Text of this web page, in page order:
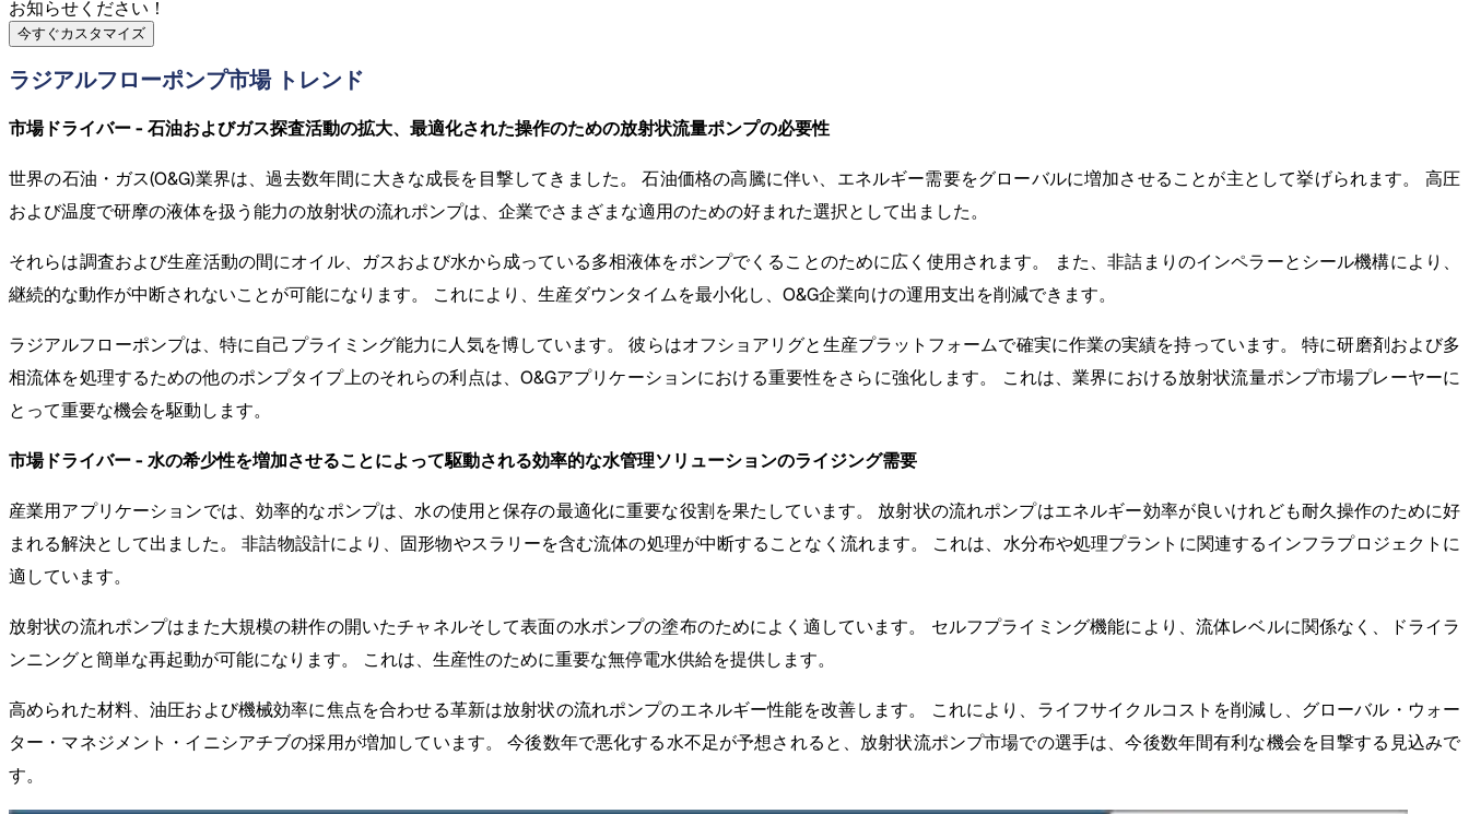
お知らせください！
今すぐカスタマイズ
ラジアルフローポンプ市場 トレンド
市場ドライバー - 石油およびガス探査活動の拡大、最適化された操作のための放射状流量ポンプの必要性
世界の石油・ガス(O&G)業界は、過去数年間に大きな成長を目撃してきました。 石油価格の高騰に伴い、エネルギー需要をグローバルに増加させることが主として挙げられます。 高圧
および温度で研摩の液体を扱う能力の放射状の流れポンプは、企業でさまざまな適用のための好まれた選択として出ました。
それらは調査および生産活動の間にオイル、ガスおよび水から成っている多相液体をポンプでくることのために広く使用されます。 また、非詰まりのインペラーとシール機構により、
継続的な動作が中断されないことが可能になります。 これにより、生産ダウンタイムを最小化し、O&G企業向けの運用支出を削減できます。
ラジアルフローポンプは、特に自己プライミング能力に人気を博しています。 彼らはオフショアリグと生産プラットフォームで確実に作業の実績を持っています。 特に研磨剤および多
相流体を処理するための他のポンプタイプ上のそれらの利点は、O&Gアプリケーションにおける重要性をさらに強化します。 これは、業界における放射状流量ポンプ市場プレーヤーに
とって重要な機会を駆動します。
市場ドライバー - 水の希少性を増加させることによって駆動される効率的な水管理ソリューションのライジング需要
産業用アプリケーションでは、効率的なポンプは、水の使用と保存の最適化に重要な役割を果たしています。 放射状の流れポンプはエネルギー効率が良いけれども耐久操作のために好
まれる解決として出ました。 非詰物設計により、固形物やスラリーを含む流体の処理が中断することなく流れます。 これは、水分布や処理プラントに関連するインフラプロジェクトに
適しています。
放射状の流れポンプはまた大規模の耕作の開いたチャネルそして表面の水ポンプの塗布のためによく適しています。 セルフプライミング機能により、流体レベルに関係なく、ドライラ
ンニングと簡単な再起動が可能になります。 これは、生産性のために重要な無停電水供給を提供します。
高められた材料、油圧および機械効率に焦点を合わせる革新は放射状の流れポンプのエネルギー性能を改善します。 これにより、ライフサイクルコストを削減し、グローバル・ウォー
ター・マネジメント・イニシアチブの採用が増加しています。 今後数年で悪化する水不足が予想されると、放射状流ポンプ市場での選手は、今後数年間有利な機会を目撃する見込みで
す。